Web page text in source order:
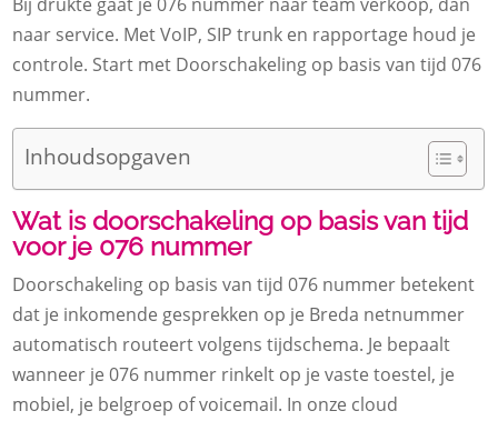
naar service.​ Met VoIP, SIP trunk en rapportage houd je
controle.​ Start met Doorschakeling op basis van tijd 076
nummer.​
Inhoudsopgaven
Wat is doorschakeling op basis van tijd
voor je 076 nummer
Doorschakeling op basis van tijd 076 nummer betekent
dat je inkomende gesprekken op je Breda netnummer
automatisch routeert volgens tijdschema.​ Je bepaalt
wanneer je 076 nummer rinkelt op je vaste toestel, je
mobiel, je belgroep of voicemail.​ In onze cloud